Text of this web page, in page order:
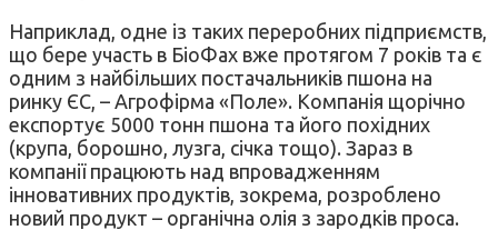
Наприклад, одне із таких переробних підприємств,
що бере участь в БіоФах вже протягом 7 років та є
одним з найбільших постачальників пшона на
ринку ЄС, – Агрофірма «Поле». Компанія щорічно
експортує 5000 тонн пшона та його похідних
(крупа, борошно, лузга, січка тощо). Зараз в
компанії працюють над впровадженням
інновативних продуктів, зокрема, розроблено
новий продукт – органічна олія з зародків проса.